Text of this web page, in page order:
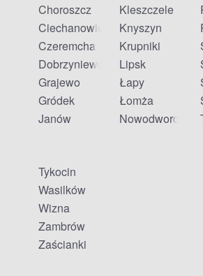
Choroszcz
Ciechanowiec
Czeremcha
Dobrzyniewo Duże
Grajewo
Gródek
Janów
Kleszczele
Knyszyn
Krupniki
Lipsk
Łapy
Łomża
Nowodworce
Tykocin
Wasilków
Wizna
Zambrów
Zaścianki